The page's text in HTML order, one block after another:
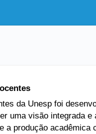
da Unesp foi
uma visão integrada e
a produção acadêmica